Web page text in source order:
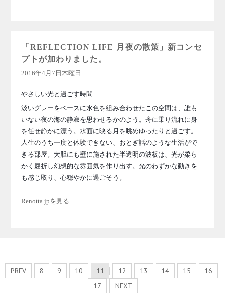
「REFLECTION LIFE 月夜の散策」新コンセ
プトが加わりました。
2016年4月7日木曜日
やさしい光と過ごす時間
淡いグレーをベースに水色を組み合わせたこの空間は、誰も
いない夜の海の静寂を思わせるかのよう。舟に乗り流れに身
を任せ静かに漂う。水面に映る月を眺めゆったりと過ごす。
人生のうち一度と体験できない、おとぎ話のような生活がで
きる部屋。大胆にも壁に施された半透明の波板は、光が柔ら
かく屈折し幻想的な雰囲気を作り出す。光のわずかな動きを
も感じ取り、心穏やかに過ごそう。
Renotta.jpを見る
PREV 8 9 10 11 12 13 14 15
16
17
NEXT